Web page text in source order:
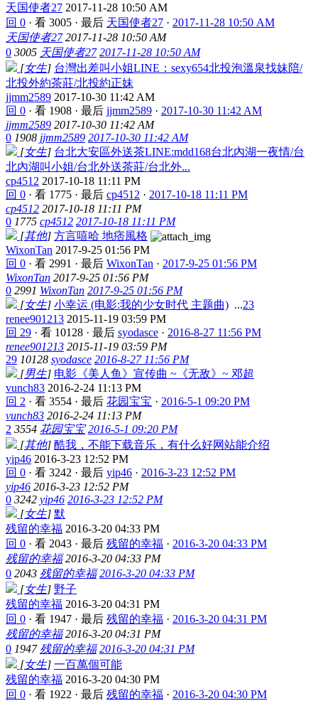
天国使者27 2017-11-28 10:50 AM
回 0 · 看 3005 · 最后 天国使者27 · 2017-11-28 10:50 AM
天国使者27 2017-11-28 10:50 AM
0 3005 天国使者27 2017-11-28 10:50 AM
[女生] 台灣出差叫小姐LINE：sexy654北投泡溫泉找妹陪/
北投外約茶莊/北投約正妹
jjmm2589 2017-10-30 11:42 AM
回 0 · 看 1908 · 最后 jjmm2589 · 2017-10-30 11:42 AM
jjmm2589 2017-10-30 11:42 AM
0 1908 jjmm2589 2017-10-30 11:42 AM
[女生] 台北大安區外送茶LINE:mdd168台北內湖一夜情/台
北內湖叫小姐/台北外送茶莊/台北外...
cp4512 2017-10-18 11:11 PM
回 0 · 看 1775 · 最后 cp4512 · 2017-10-18 11:11 PM
cp4512 2017-10-18 11:11 PM
0 1775 cp4512 2017-10-18 11:11 PM
[其他] 方言嘻哈 地痞風格
WixonTan 2017-9-25 01:56 PM
回 0 · 看 2991 · 最后 WixonTan · 2017-9-25 01:56 PM
WixonTan 2017-9-25 01:56 PM
0 2991 WixonTan 2017-9-25 01:56 PM
[女生] 小幸运 (电影:我的少女时代 主题曲) ...23
renee901213 2015-11-19 03:59 PM
回 29 · 看 10128 · 最后 syodasce · 2016-8-27 11:56 PM
renee901213 2015-11-19 03:59 PM
29 10128 syodasce 2016-8-27 11:56 PM
[男生] 电影《美人鱼》宣传曲 ~《无敌》~ 邓超
vunch83 2016-2-24 11:13 PM
回 2 · 看 3554 · 最后 花园宝宝 · 2016-5-1 09:20 PM
vunch83 2016-2-24 11:13 PM
2 3554 花园宝宝 2016-5-1 09:20 PM
[其他] 酷我，不能下载音乐，有什么好网站能介绍
yip46 2016-3-23 12:52 PM
回 0 · 看 3242 · 最后 yip46 · 2016-3-23 12:52 PM
yip46 2016-3-23 12:52 PM
0 3242 yip46 2016-3-23 12:52 PM
[女生] 默
残留的幸福 2016-3-20 04:33 PM
回 0 · 看 2043 · 最后 残留的幸福 · 2016-3-20 04:33 PM
残留的幸福 2016-3-20 04:33 PM
0 2043 残留的幸福 2016-3-20 04:33 PM
[女生] 野子
残留的幸福 2016-3-20 04:31 PM
回 0 · 看 1947 · 最后 残留的幸福 · 2016-3-20 04:31 PM
残留的幸福 2016-3-20 04:31 PM
0 1947 残留的幸福 2016-3-20 04:31 PM
[女生] 一百萬個可能
残留的幸福 2016-3-20 04:30 PM
回 0 · 看 1922 · 最后 残留的幸福 · 2016-3-20 04:30 PM